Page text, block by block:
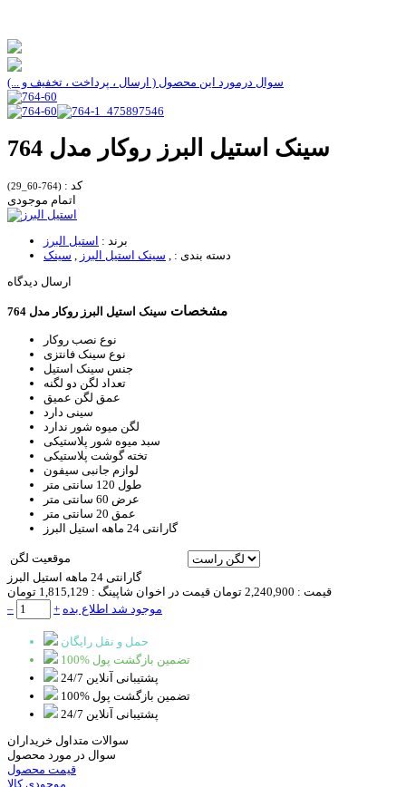
سوال درمورد این محصول ( ارسال ، پرداخت ، تخفیف و ...)
سینک استیل البرز روکار مدل 764
کد : (764-60_29)
اتمام موجودی
برند : استیل البرز
دسته بندی :
سینک استیل البرز
سینک
ارسال دیدگاه
مشخصات سینک استیل البرز روکار مدل 764
نوع نصب روکار
نوع سینک فانتزی
جنس سینک استیل
تعداد لگن دو لگنه
عمق لگن عمیق
سینی دارد
لگن میوه شور ندارد
سبد میوه شور پلاستیکی
تخته گوشت پلاستیکی
لوازم جانبی سیفون
طول 120 سانتی متر
عرض 60 سانتی متر
عمق 20 سانتی متر
گارانتی 24 ماهه استیل البرز
موقعیت لگن
گارانتی 24 ماهه استیل البرز
قیمت : 2,240,900 تومان قیمت در اخوان شاپینگ : 1,815,129 تومان
–
+ موجود شد اطلاع بده
حمل و نقل رایگان
100% تضمین بازگشت پول
پشتیبانی آنلاین 24/7
100% تضمین بازگشت پول
پشتیبانی آنلاین 24/7
سوالات متداول خریداران
سوال در مورد محصول
قیمت محصول
موجودی کالا